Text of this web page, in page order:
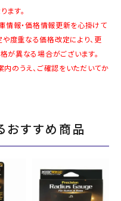
す。
情報・価格情報更新を心掛けて
度重なる価格改定により、更
異なる場合がございます。
のうえ、ご確認をいただいてか
おすすめ商品